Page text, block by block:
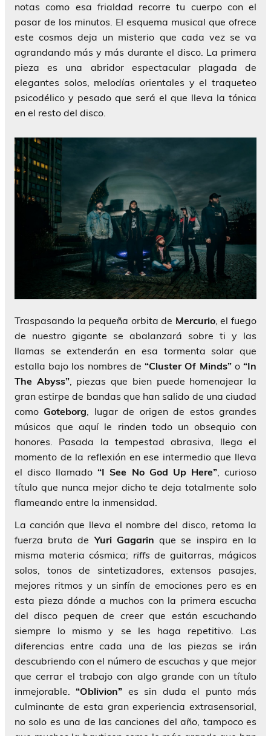
notas como esa frialdad recorre tu cuerpo con el
pasar de los minutos. El esquema musical que ofrece
este cosmos deja un misterio que cada vez se va
agrandando más y más durante el disco. La primera
pieza es una abridor espectacular plagada de
elegantes solos, melodías orientales y el traqueteo
psicodélico y pesado que será el que lleva la tónica
en el resto del disco.
Traspasando la pequeña orbita de Mercurio, el fuego
de nuestro gigante se abalanzará sobre ti y las
llamas se extenderán en esa tormenta solar que
estalla bajo los nombres de“Cluster Of Minds” o“In
The Abyss”, piezas que bien puede homenajear la
gran estirpe de bandas que han salido de una ciudad
comoGoteborg , lugar de origen de estos grandes
músicos que aquí le rinden todo un obsequio con
honores. Pasada la tempestad abrasiva, llega el
momento de la reflexión en ese intermedio que lleva
el disco llamado“I See No God Up Here”, curioso
título que nunca mejor dicho te deja totalmente solo
flameando entre la inmensidad.
La canción que lleva el nombre del disco, retoma la
fuerza bruta deYuri Gagarin que se inspira en la
misma materia cósmica; riffs de guitarras, mágicos
solos, tonos de sintetizadores, extensos pasajes,
mejores ritmos y un sinfín de emociones pero es en
esta pieza dónde a muchos con la primera escucha
del disco pequen de creer que están escuchando
siempre lo mismo y se les haga repetitivo. Las
diferencias entre cada una de las piezas se irán
descubriendo con el número de escuchas y que mejor
que cerrar el trabajo con algo grande con un título
inmejorable.“Oblivion” es sin duda el punto más
culminante de esta gran experiencia extrasensorial,
no solo es una de las canciones del año, tampoco es